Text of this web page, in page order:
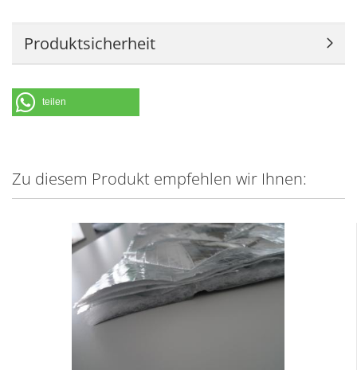
Produktsicherheit
teilen
Zu diesem Produkt empfehlen wir Ihnen: